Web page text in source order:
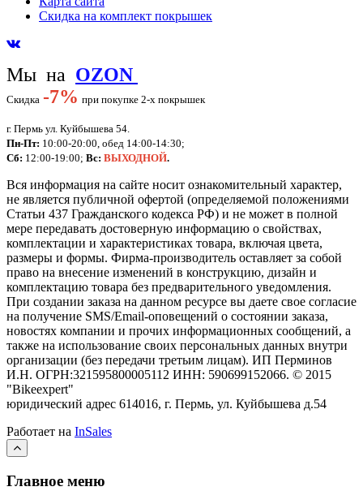
Скидка на комплект покрышек
Мы на OZON
Скидка -7% при покупке 2-х покрышек
г. Пермь ул. Куйбышева 54.
Пн-Пт: 10:00-20:00, обед 14:00-14:30;
Сб: 12:00-19:00; Вс: ВЫХОДНОЙ.
Вся информация на сайте носит ознакомительный характер,
не является публичной офертой (определяемой положениями
Статьи 437 Гражданского кодекса РФ) и не может в полной
мере передавать достоверную информацию о свойствах,
комплектации и характеристиках товара, включая цвета,
размеры и формы. Фирма-производитель оставляет за собой
право на внесение изменений в конструкцию, дизайн и
комплектацию товара без предварительного уведомления.
При создании заказа на данном ресурсе вы даете свое согласие
на получение SMS/Email-оповещений о состоянии заказа,
новостях компании и прочих информационных сообщений, а
также на использование своих персональных данных внутри
организации (без передачи третьим лицам). ИП Перминов
И.Н. ОГРН:321595800005112 ИНН: 590699152066. © 2015
"Bikeexpert"
юридический адрес 614016, г. Пермь, ул. Куйбышева д.54
Работает на InSales
Главное меню